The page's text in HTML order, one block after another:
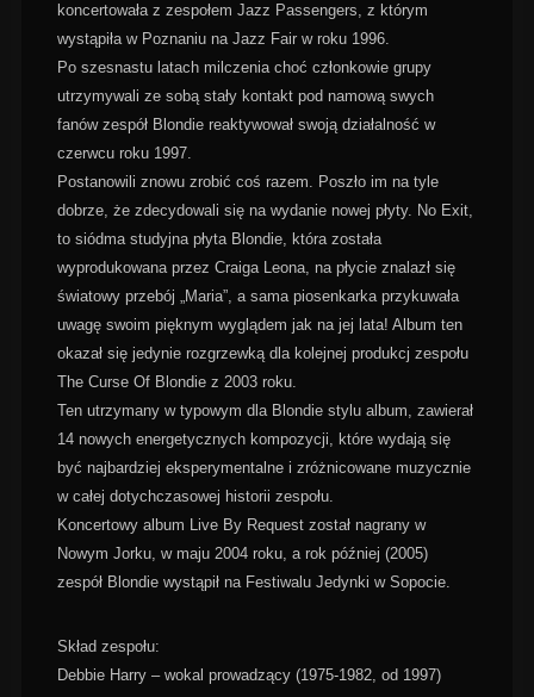
koncertowała z zespołem Jazz Passengers, z którym
wystąpiła w Poznaniu na Jazz Fair w roku 1996.
Po szesnastu latach milczenia choć członkowie grupy
utrzymywali ze sobą stały kontakt pod namową swych
fanów zespół Blondie reaktywował swoją działalność w
czerwcu roku 1997.
Postanowili znowu zrobić coś razem. Poszło im na tyle
dobrze, że zdecydowali się na wydanie nowej płyty. No Exit,
to siódma studyjna płyta Blondie, która została
wyprodukowana przez Craiga Leona, na płycie znalazł się
światowy przebój „Maria”, a sama piosenkarka przykuwała
uwagę swoim pięknym wyglądem jak na jej lata! Album ten
okazał się jedynie rozgrzewką dla kolejnej produkcj zespołu
The Curse Of Blondie z 2003 roku.
Ten utrzymany w typowym dla Blondie stylu album, zawierał
14 nowych energetycznych kompozycji, które wydają się
być najbardziej eksperymentalne i zróżnicowane muzycznie
w całej dotychczasowej historii zespołu.
Koncertowy album Live By Request został nagrany w
Nowym Jorku, w maju 2004 roku, a rok później (2005)
zespół Blondie wystąpił na Festiwalu Jedynki w Sopocie.
Skład zespołu:
Debbie Harry – wokal prowadzący (1975-1982, od 1997)